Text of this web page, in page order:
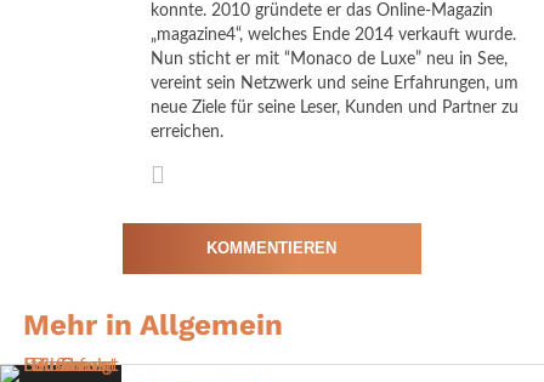
Allergieauslösern des Jahres. Kurz darauf folgt die Birke, deren
besonders leichte Pollen über große Entfernungen transportiert
werden können. Selbst ohne direkten Kontakt zu Bäumen
gelangen sie in Wohnungen, auf Kleidung und in die Atemwege.
Kleine Alltagsroutinen mit
großer Wirkung
konnte. 2010 gründete er das Online-Magazin
„magazine4“, welches Ende 2014 verkauft wurde.
Nun sticht er mit “Monaco de Luxe” neu in See,
vereint sein Netzwerk und seine Erfahrungen, um
neue Ziele für seine Leser, Kunden und Partner zu
erreichen.
KOMMENTIEREN
Mehr in Allgemein